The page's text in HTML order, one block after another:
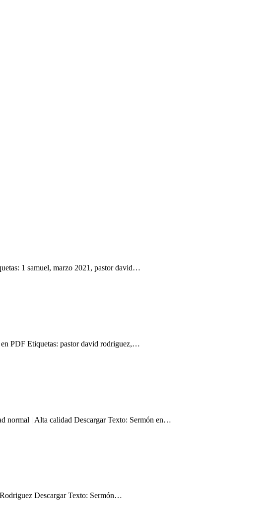
1 samuel, marzo 2021, pastor david…
PDF Etiquetas: pastor david rodriguez,…
| Alta calidad Descargar Texto: Sermón en…
Descargar Texto: Sermón…